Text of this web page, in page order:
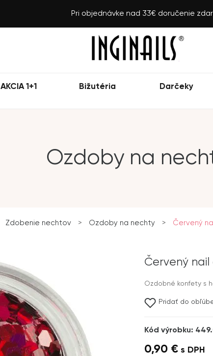
Pri objednávke nad 33€ doručenie
AKCIA 1+1 Bižutéria Darčeky
Ozdoby na
Zdobenie nechtov > Ozdoby na nechty > Červený
Červený
Ozdobné konfety s
Pridať do
Kód výrobku:
0,90 € s DPH